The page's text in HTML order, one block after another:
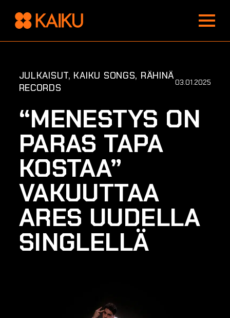
Toggle
JULKAISUT KAIKU SONGS RÄHINÄ
RECORDS
03.01.2025
“MENESTYS ON
PARAS TAPA
KOSTAA”
VAKUUTTAA
ARES UUDELLA
SINGLELLÄ